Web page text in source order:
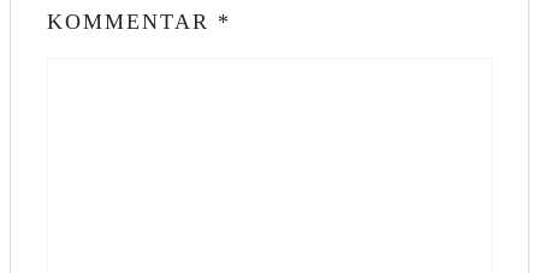
KOMMENTAR *